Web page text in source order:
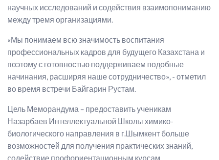
научных исследований и содействия взаимопониманию
между тремя организациями.
«Мы понимаем всю значимость воспитания
профессиональных кадров для будущего Казахстана и
поэтому с готовностью поддерживаем подобные
начинания, расширяя наше сотрудничество», - отметил
во время встречи Байгарин Рустам.
Цель Меморандума – предоставить ученикам
Назарбаев Интеллектуальной Школы химико-
биологического направления в г.Шымкент больше
возможностей для получения практических знаний,
содействие профориентационным курсам,